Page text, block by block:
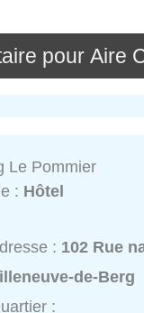
pour Aire
Le Pommier
: Hôtel
: 102 Rue
de-Berg
: